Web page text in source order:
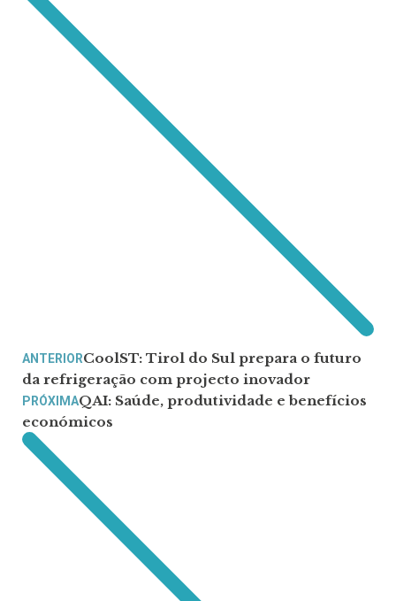
ANTERIORCoolST: Tirol do Sul prepara o futuro
da refrigeração com projecto inovador
PRÓXIMAQAI: Saúde, produtividade e benefícios
económicos